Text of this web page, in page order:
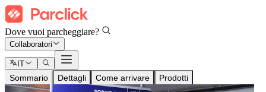
Dove vuoi parcheggiare?
Collaboratori
IT
Sommario Dettagli Come arrivare Prodotti